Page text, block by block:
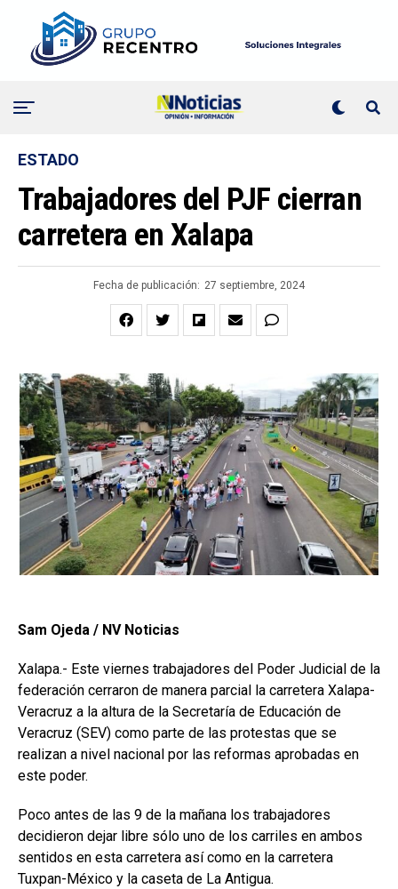
ESTADO
Trabajadores del PJF cierran
carretera en Xalapa
Fecha de publicación: 27 septiembre, 2024
Sam Ojeda / NV Noticias
Xalapa.- Este viernes trabajadores del Poder Judicial de la
federación cerraron de manera parcial la carretera Xalapa-
Veracruz a la altura de la Secretaría de Educación de
Veracruz (SEV) como parte de las protestas que se
realizan a nivel nacional por las reformas aprobadas en
este poder.
Poco antes de las 9 de la mañana los trabajadores
decidieron dejar libre sólo uno de los carriles en ambos
sentidos en esta carretera así como en la carretera
Tuxpan-México y la caseta de La Antigua.